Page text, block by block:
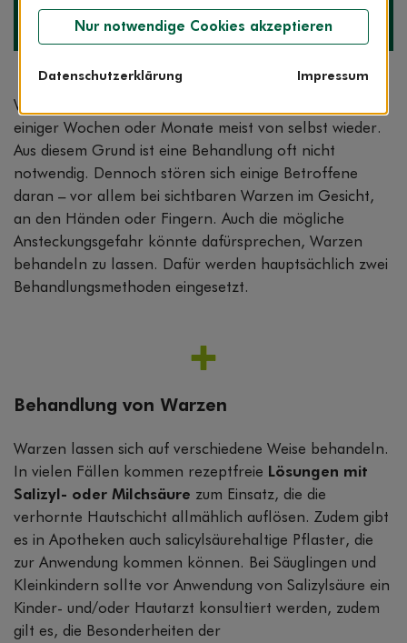
Allergologin, ServiceCenter AOK-Clarimedis
Foto: Fotografie Schulzki
Warzen sind harmlos und verschwinden innerhalb
einiger Wochen oder Monate meist von selbst wieder.
Aus diesem Grund ist eine Behandlung oft nicht
notwendig. Dennoch stören sich einige Betroffene
daran – vor allem bei sichtbaren Warzen im Gesicht,
an den Händen oder Fingern. Auch die mögliche
Ansteckungsgefahr könnte dafürsprechen, Warzen
behandeln zu lassen. Dafür werden hauptsächlich zwei
Behandlungsmethoden eingesetzt.
Behandlung von Warzen
Warzen lassen sich auf verschiedene Weise behandeln.
In vielen Fällen kommen rezeptfreie Lösungen mit
Salizyl- oder Milchsäure zum Einsatz, die die
verhornte Hautschicht allmählich auflösen. Zudem gibt
es in Apotheken auch salicylsäurehaltige Pflaster, die
zur Anwendung kommen können. Bei Säuglingen und
Kleinkindern sollte vor Anwendung von Salizylsäure ein
Kinder- und/oder Hautarzt konsultiert werden, zudem
gilt es, die Besonderheiten der
Nur notwendige Cookies akzeptieren
Datenschutzerklärung Impressum